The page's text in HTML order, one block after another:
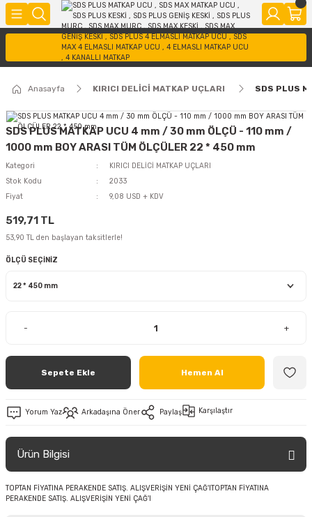
Anasayfa KIRICI DELİCİ MATKAP UÇLARI SDS PLUS
SDS PLUS MATKAP UCU 4 mm / 30 mm ÖLÇÜ - 110 mm /
1000 mm BOY ARASI TÜM ÖLÇÜLER 22 * 450 mm
Kategori
KIRICI DELİCİ MATKAP UÇLARI
Stok Kodu
2033
Fiyat
9,08 USD + KDV
519,71 TL
53,90 TL den başlayan taksitlerle!
ÖLÇÜ SEÇİNİZ
- +
Sepete Ekle Hemen Al
Yorum Yaz Arkadaşına Öner Paylaş Karşılaştır
Ürün Bilgisi
TOPTAN FİYATINA PERAKENDE SATIŞ. ALIŞVERİŞİN YENİ ÇAĞ'ITOPTAN FİYATINA
PERAKENDE SATIŞ. ALIŞVERİŞİN YENİ ÇAĞ'I